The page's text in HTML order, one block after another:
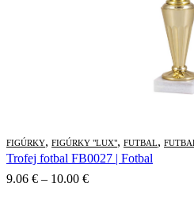
FIGÚRKY, FIGÚRKY "LUX", FUTBAL,
Trofej fotbal FB0027 | Fotbal
9.06 € – 10.00 €Price